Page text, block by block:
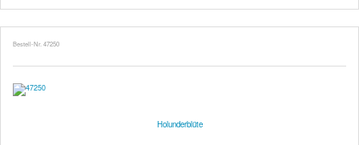
Bestell-Nr. 47250
Holunderblüte